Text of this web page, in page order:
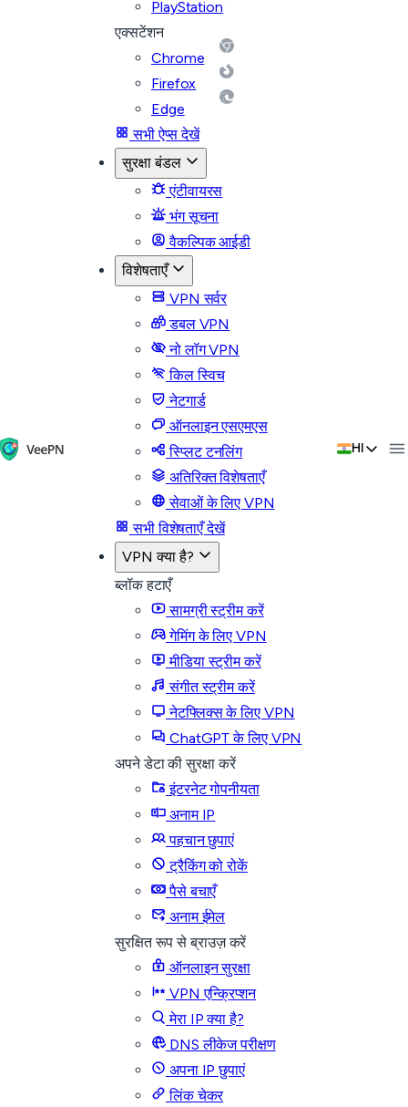
PlayStation
एक्सटेंशन
Chrome
Firefox
Edge
सभी ऐप्स देखें
सुरक्षा बंडल
एंटीवायरस
भंग सूचना
वैकल्पिक आईडी
विशेषताएँ
VPN सर्वर
डबल VPN
नो लॉग VPN
किल स्विच
नेटगार्ड
ऑनलाइन एसएमएस
स्प्लिट टनलिंग
अतिरिक्त विशेषताएँ
सेवाओं के लिए VPN
सभी विशेषताएँ देखें
VPN क्या है?
ब्लॉक हटाएँ
सामग्री स्ट्रीम करें
गेमिंग के लिए VPN
मीडिया स्ट्रीम करें
संगीत स्ट्रीम करें
नेटफ्लिक्स के लिए VPN
ChatGPT के लिए VPN
अपने डेटा की सुरक्षा करें
इंटरनेट गोपनीयता
अनाम IP
पहचान छुपाएं
ट्रैकिंग को रोकें
पैसे बचाएँ
अनाम ईमेल
सुरक्षित रूप से ब्राउज़ करें
ऑनलाइन सुरक्षा
VPN एन्क्रिप्शन
मेरा IP क्या है?
DNS लीकेज परीक्षण
अपना IP छुपाएं
लिंक चेकर
HI